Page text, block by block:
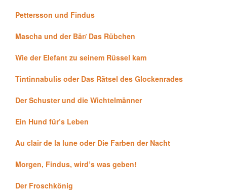
Pettersson und Findus
Mascha und der Bär/ Das Rübchen
Wie der Elefant zu seinem Rüssel kam
Tintinnabulis oder Das Rätsel des Glockenrades
Der Schuster und die Wichtelmänner
Ein Hund für’s Leben
Au clair de la lune oder Die Farben der Nacht
Morgen, Findus, wird’s was geben!
Der Froschkönig